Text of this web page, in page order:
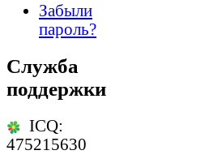
Забыли
пароль?
Служба
поддержки
ICQ:
475215630